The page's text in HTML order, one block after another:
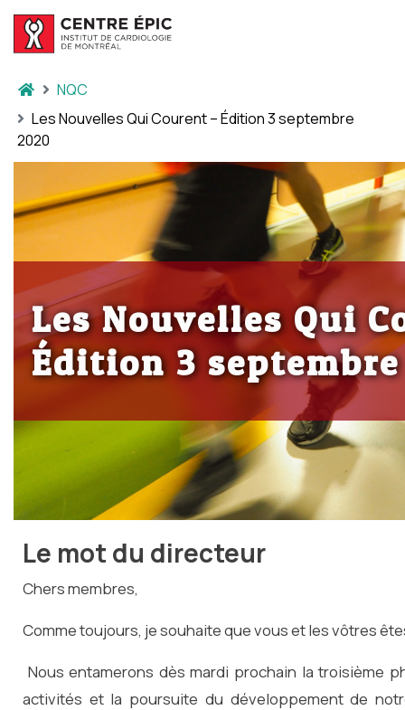
NQC
Les Nouvelles Qui Courent – Édition 3 septembre
2020
Les Nouvelles Qui
Édition 3
Le mot du directeur
Chers membres,
Comme toujours, je souhaite que vous et les vôtres
Nous entamerons dès mardi prochain la troisième
activités et la poursuite du développement de